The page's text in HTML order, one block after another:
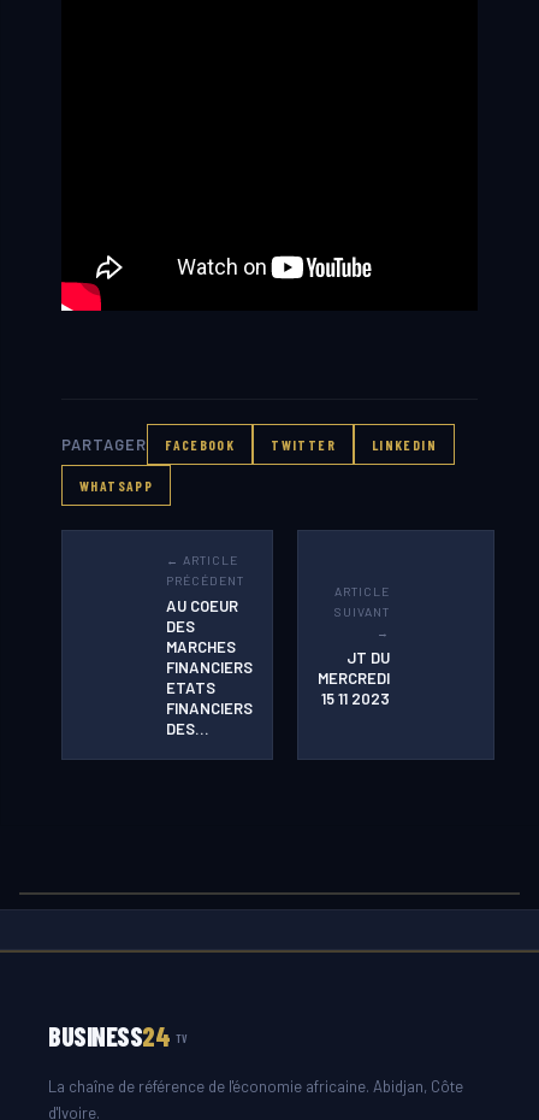
PARTAGER FACEBOOK TWITTER LINKEDIN
WHATSAPP
← ARTICLE
PRÉCÉDENT
AU COEUR
DES
MARCHES
FINANCIERS
ETATS
FINANCIERS
DES…
ARTICLE
SUIVANT
→
JT DU
MERCREDI
15 11 2023
BUSINESS24 TV
La chaîne de référence de l'économie africaine. Abidjan, Côte
d'Ivoire.